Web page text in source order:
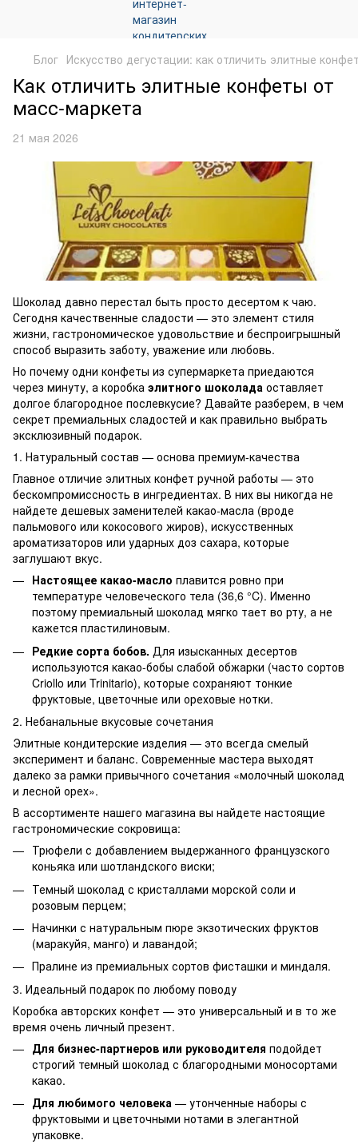
Блог Искусство дегустации: как отличить элитные
Как отличить элитные конфеты от
масс-маркета
21 мая 2026
Шоколад давно перестал быть просто десертом к чаю.
Сегодня качественные сладости — это элемент стиля
жизни, гастрономическое удовольствие и беспроигрышный
способ выразить заботу, уважение или любовь.
Но почему одни конфеты из супермаркета приедаются
через минуту, а коробка элитного шоколада оставляет
долгое благородное послевкусие? Давайте разберем, в чем
секрет премиальных сладостей и как правильно выбрать
эксклюзивный подарок.
1. Натуральный состав — основа премиум-качества
Главное отличие элитных конфет ручной работы — это
бескомпромиссность в ингредиентах. В них вы никогда не
найдете дешевых заменителей какао-масла (вроде
пальмового или кокосового жиров), искусственных
ароматизаторов или ударных доз сахара, которые
заглушают вкус.
Настоящее какао-масло плавится ровно при
температуре человеческого тела (36,6 °C). Именно
поэтому премиальный шоколад мягко тает во рту, а не
кажется пластилиновым.
Редкие сорта бобов. Для изысканных десертов
используются какао-бобы слабой обжарки (часто сортов
Criollo или Trinitario), которые сохраняют тонкие
фруктовые, цветочные или ореховые нотки.
2. Небанальные вкусовые сочетания
Элитные кондитерские изделия — это всегда смелый
эксперимент и баланс. Современные мастера выходят
далеко за рамки привычного сочетания «молочный шоколад
и лесной орех».
В ассортименте нашего магазина вы найдете настоящие
гастрономические сокровища:
Трюфели с добавлением выдержанного французского
коньяка или шотландского виски;
Темный шоколад с кристаллами морской соли и
розовым перцем;
Начинки с натуральным пюре экзотических фруктов
(маракуйя, манго) и лавандой;
Пралине из премиальных сортов фисташки и миндаля.
3. Идеальный подарок по любому поводу
Коробка авторских конфет — это универсальный и в то же
время очень личный презент.
Для бизнес-партнеров или руководителя подойдет
строгий темный шоколад с благородными моносортами
какао.
Для любимого человека — утонченные наборы с
фруктовыми и цветочными нотами в элегантной
упаковке.